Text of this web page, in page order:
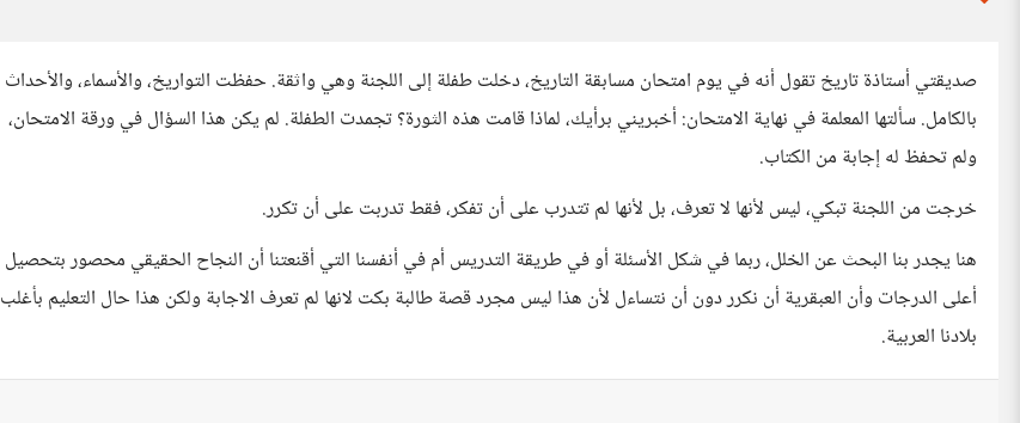
صديقتي أستاذة تاريخ تقول أنه في يوم امتحان مسابقة التاريخ، دخلت طفلة إلى اللجنة وهي واثقة. حفظت التواريخ، والأسماء، والأحداث
بالكامل. سألتها المعلمة في نهاية الامتحان: أخبريني برأيك، لماذا قامت هذه الثورة؟ تجمدت الطفلة. لم يكن هذا السؤال في ورقة الامتحان،
ولم تحفظ له إجابة من الكتاب.
خرجت من اللجنة تبكي، ليس لأنها لا تعرف، بل لأنها لم تتدرب على أن تفكر، فقط تدربت على أن تكرر.
هنا يجدر بنا البحث عن الخلل، ربما في شكل الأسئلة أو في طريقة التدريس أم في أنفسنا التي أقنعتنا أن النجاح الحقيقي محصور بتحصيل
أعلى الدرجات وأن العبقرية أن نكرر دون أن نتساءل لأن هذا ليس مجرد قصة طالبة بكت لانها لم تعرف الاجابة ولكن هذا حال التعليم بأغلب
بلادنا العربية.